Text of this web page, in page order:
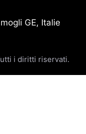
GE, Italie
i diritti riservati.